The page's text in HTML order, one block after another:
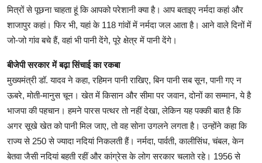
मित्रों से पूछना चाहता हूं कि आपको परेशानी क्या है। आप बताइए नर्मदा कहां और
शाजापुर कहां। फिर भी, यहां के 118 गांवों में नर्मदा जल आता है। आने वाले दिनों में
जो-जो गांव बचे हैं, वहां भी पानी देंगे, पूरे क्षेत्र में पानी देंगे।
बीजेपी सरकार में बढ़ा सिंचाई का रकबा
मुख्यमंत्री डॉ. यादव ने कहा, रहिमन पानी राखिए, बिन पानी सब सून, पानी गए न
ऊबरे, मोती-मानुस चून। खेत में किसान और सीमा पर जवान, दोनों का सम्मान, ये है
भाजपा की पहचान। हमने पारस पत्थर तो नहीं देखा, लेकिन यह पक्की बात है कि
अगर सूखे खेत को पानी मिल जाए, तो वह सोना उगलने लगता है। उन्होंने कहा कि
राज्य से 250 से ज्यादा नदियां निकलती हैं। नर्मदा, पार्वती, कालीसिंध, चंबल, केन
बेतवा जैसी नदियां बहती रहीं और कांग्रेस के लोग सरकार चलाते रहे। 1956 से